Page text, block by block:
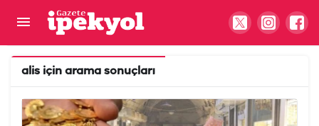
alis için arama sonuçları